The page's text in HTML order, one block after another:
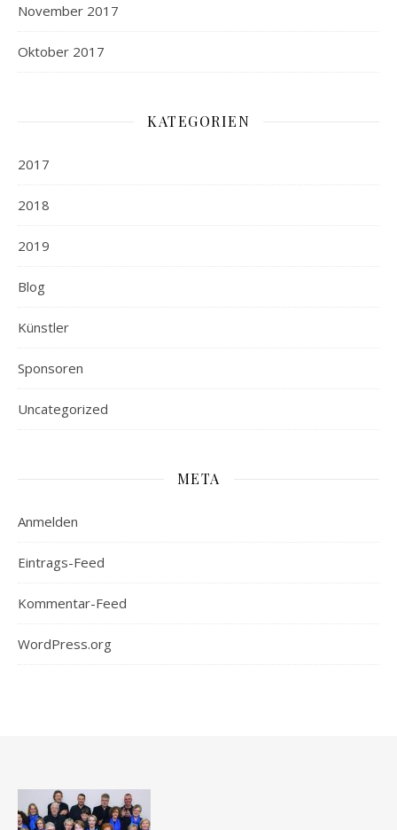
November 2017
Oktober 2017
KATEGORIEN
2017
2018
2019
Blog
Künstler
Sponsoren
Uncategorized
META
Anmelden
Eintrags-Feed
Kommentar-Feed
WordPress.org